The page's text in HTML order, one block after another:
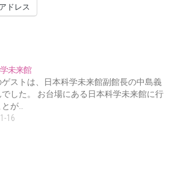
ドレス
未来館
ゲストは、日本科学未来館副館長の中島義
した。 お台場にある日本科学未来館に行
が…
16